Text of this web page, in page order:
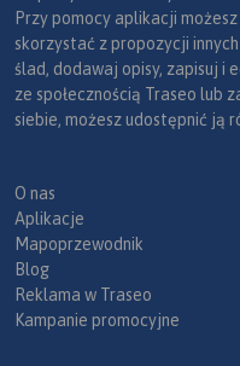
Przy pomocy aplikacji
skorzystać z propozycji
ślad, dodawaj opisy, zapisuj i
ze społecznością Traseo lub
siebie, możesz udostępnić ją
O nas
Aplikacje
Mapoprzewodnik
Blog
Reklama w Traseo
Kampanie promocyjne